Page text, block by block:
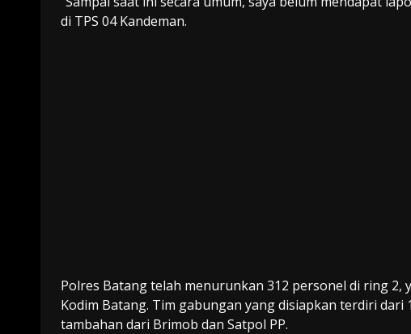
di TPS 04 Kandeman.
Polres Batang telah menurunkan 312 personel di ring
Kodim Batang. Tim gabungan yang disiapkan terdiri
tambahan dari Brimob dan Satpol PP.